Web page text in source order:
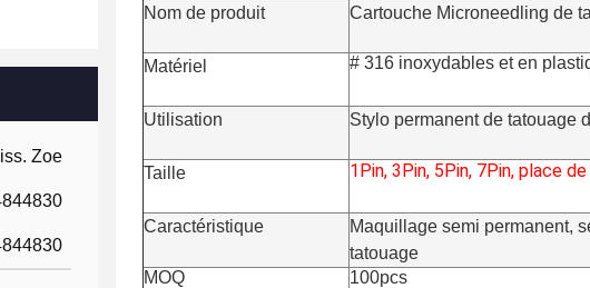
Zoe
Nom de produit Cartouche Microneedling de
Matériel # 316 inoxydables et en
Utilisation Stylo permanent de tatouage
Taille 1Pin, 3Pin, 5Pin, 7Pin, place
Caractéristique
Maquillage semi permanent,
tatouage
MOQ
100pcs